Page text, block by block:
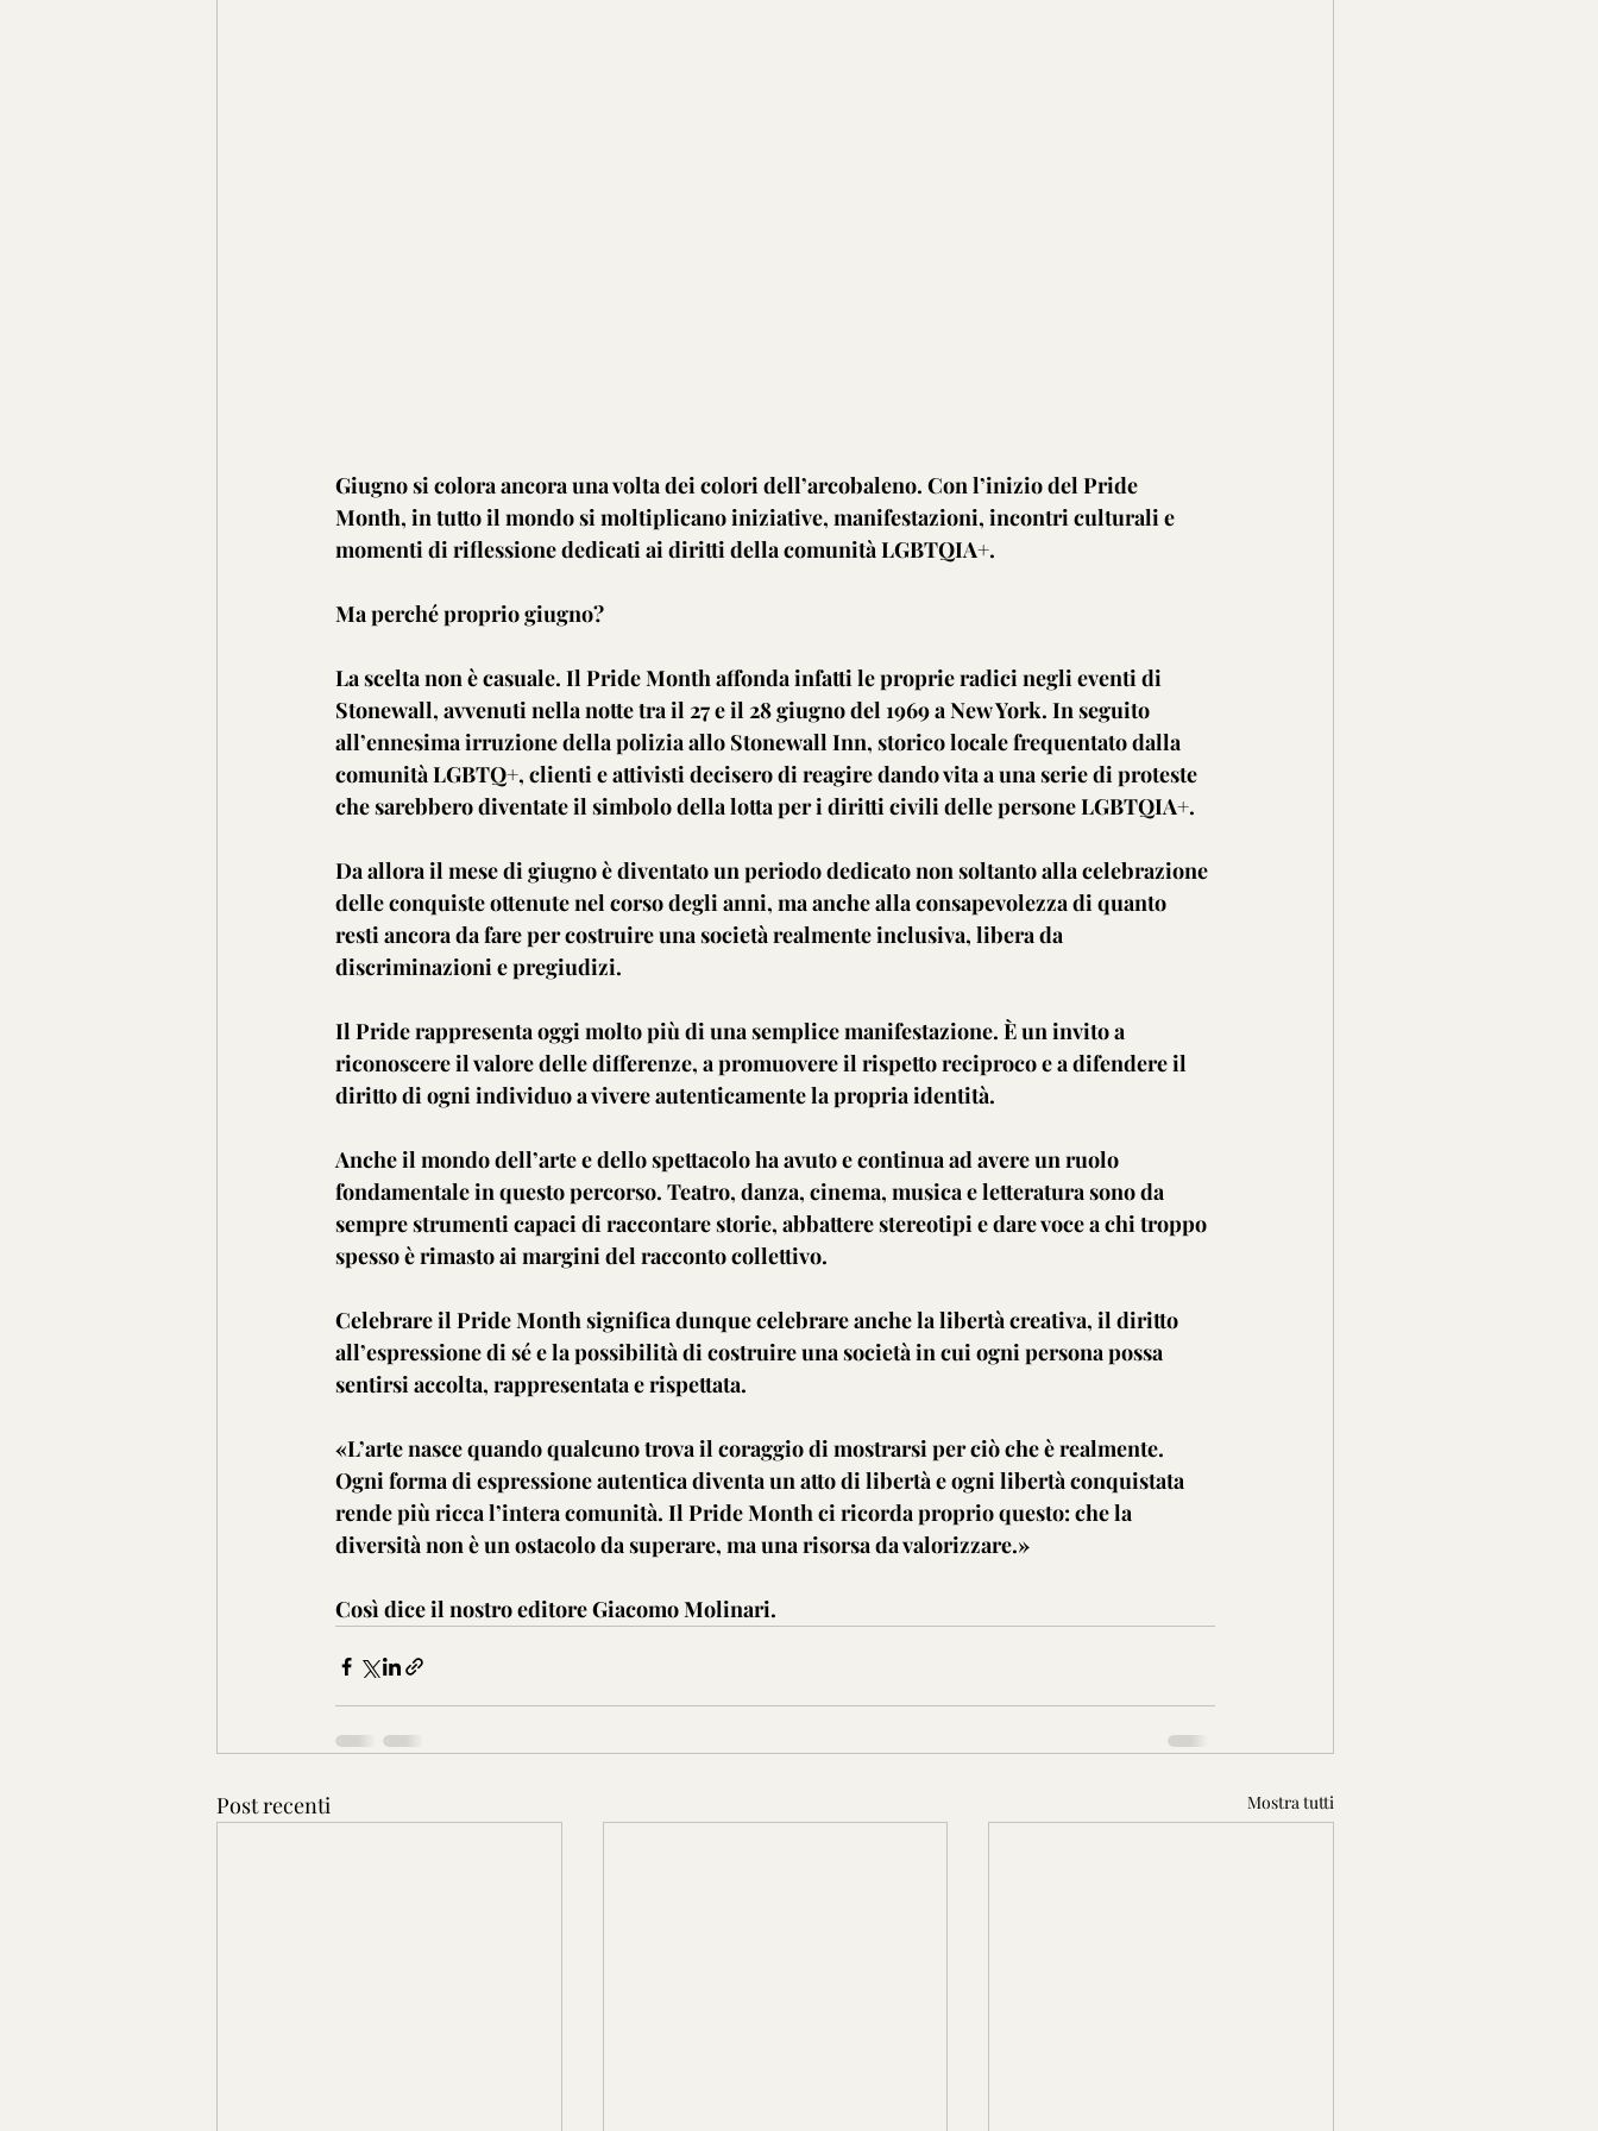
Giugno si colora ancora una volta dei colori dell’arcobaleno. Con l’inizio del Pride
Month, in tutto il mondo si moltiplicano iniziative, manifestazioni, incontri culturali e
momenti di riflessione dedicati ai diritti della comunità LGBTQIA+.
Ma perché proprio giugno?
La scelta non è casuale. Il Pride Month affonda infatti le proprie radici negli eventi di
Stonewall, avvenuti nella notte tra il 27 e il 28 giugno del 1969 a New York. In seguito
all’ennesima irruzione della polizia allo Stonewall Inn, storico locale frequentato dalla
comunità LGBTQ+, clienti e attivisti decisero di reagire dando vita a una serie di proteste
che sarebbero diventate il simbolo della lotta per i diritti civili delle persone LGBTQIA+.
Da allora il mese di giugno è diventato un periodo dedicato non soltanto alla celebrazione
delle conquiste ottenute nel corso degli anni, ma anche alla consapevolezza di quanto
resti ancora da fare per costruire una società realmente inclusiva, libera da
discriminazioni e pregiudizi.
Il Pride rappresenta oggi molto più di una semplice manifestazione. È un invito a
riconoscere il valore delle differenze, a promuovere il rispetto reciproco e a difendere il
diritto di ogni individuo a vivere autenticamente la propria identità.
Anche il mondo dell’arte e dello spettacolo ha avuto e continua ad avere un ruolo
fondamentale in questo percorso. Teatro, danza, cinema, musica e letteratura sono da
sempre strumenti capaci di raccontare storie, abbattere stereotipi e dare voce a chi troppo
spesso è rimasto ai margini del racconto collettivo.
Celebrare il Pride Month significa dunque celebrare anche la libertà creativa, il diritto
all’espressione di sé e la possibilità di costruire una società in cui ogni persona possa
sentirsi accolta, rappresentata e rispettata.
«L’arte nasce quando qualcuno trova il coraggio di mostrarsi per ciò che è realmente.
Ogni forma di espressione autentica diventa un atto di libertà e ogni libertà conquistata
rende più ricca l’intera comunità. Il Pride Month ci ricorda proprio questo: che la
diversità non è un ostacolo da superare, ma una risorsa da valorizzare.»
Così dice il nostro editore Giacomo Molinari.
Post recenti Mostra tutti